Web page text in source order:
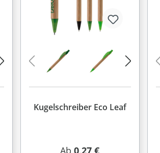
Kugelschreiber Eco Leaf
Regulärer Preis: